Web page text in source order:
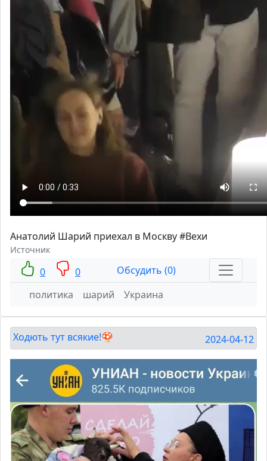
Анатолий Шарий приехал в Москву #Вехи
Источник
0 0
Обсудить (0)
политика
шарий Украина
Ходють тут всякие!🍄 2024-04-12